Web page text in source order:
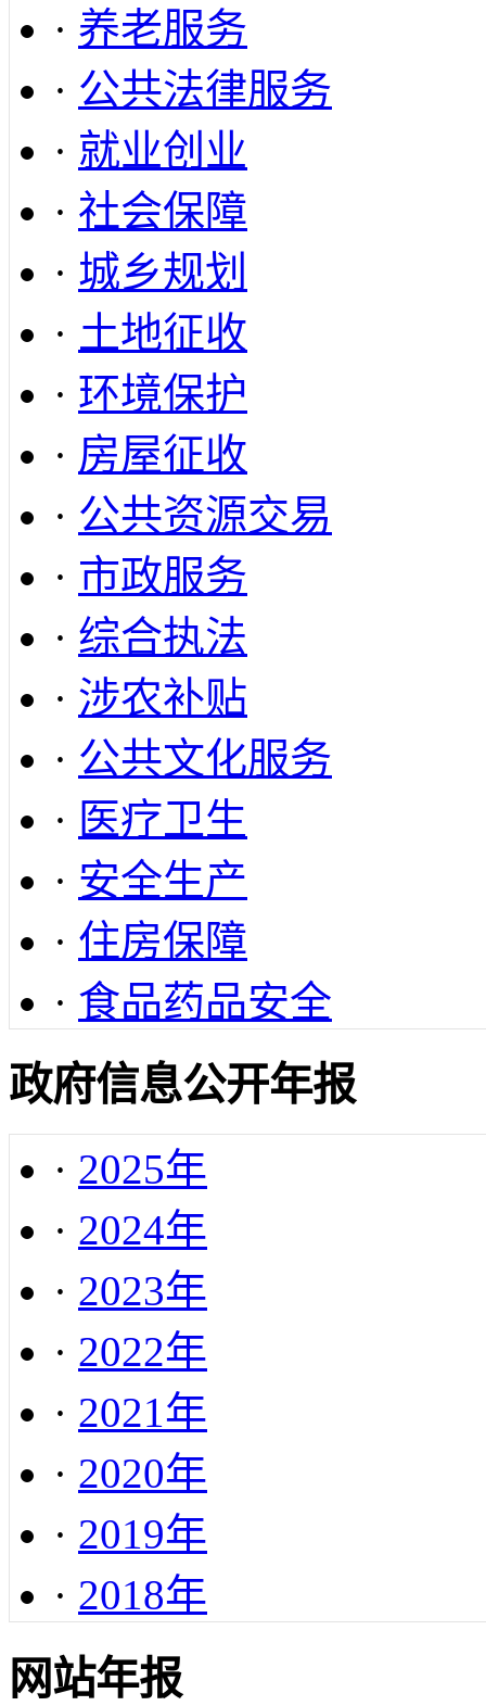
· 养老服务
· 公共法律服务
· 就业创业
· 社会保障
· 城乡规划
· 土地征收
· 环境保护
· 房屋征收
· 公共资源交易
· 市政服务
· 综合执法
· 涉农补贴
· 公共文化服务
· 医疗卫生
· 安全生产
· 住房保障
· 食品药品安全
政府信息公开年报
· 2025年
· 2024年
· 2023年
· 2022年
· 2021年
· 2020年
· 2019年
· 2018年
网站年报